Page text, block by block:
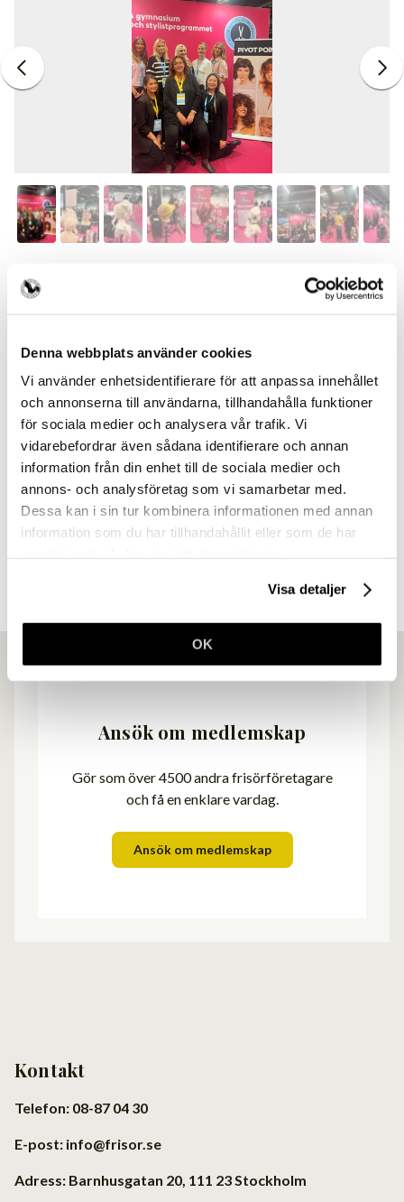
Denna webbplats använder cookies
Vi använder enhetsidentifierare för att anpassa innehållet
och annonserna till användarna, tillhandahålla funktioner
för sociala medier och analysera vår trafik. Vi
vidarebefordrar även sådana identifierare och annan
information från din enhet till de sociala medier och
annons- och analysföretag som vi samarbetar med.
Dessa kan i sin tur kombinera informationen med annan
information som du har tillhandahållit eller som de har
Visa detaljer
OK
Medlemsförmåner
Fantastiska förmåner som passar alla. Ta del
av dessa redan idag.
Visa förmåner
Ansök om medlemskap
Gör som över 4500 andra frisörföretagare
och få en enklare vardag.
Ansök om medlemskap
Kontakt
Telefon: 08-87 04 30
E-post: info@frisor.se
Adress: Barnhusgatan 20, 111 23 Stockholm